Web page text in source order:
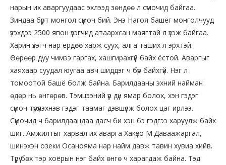
нарын их аваргуудаас эхлээд зөндөө л сүмочид байгаа.
Зиндаа бүрт монгол сүмоч бий. Энэ Нагоя башёг монголчууд
үзэхдээ 2500 япон үзэгчид атаархсан маягтай л үзэж байгаа.
Харин үзэгч нар ердөө харж суух, алга таших л эрхтэй.
Өөрөөр дуу чимээ гаргах, хашгирахгүй байх ёстой. Аваргыг
хаяхаар суудал юугаа авч шиддэг ч бүр байхгүй. Нэг л
томоотой башё болж байна. Барилдааны эхний найман
өдөр нь өнгөрөв. Тэмцээний үр дүн ямар болох, хэн гэдэг
сүмоч түрүүлэхнэв гэдэг таамаг дэвшүүлж болох цаг ирлээ.
Сүмочид ч барилдаандаа дасч би хэн бэ гэдгээ харуулж байх
шиг. Амжилтыг харвал их аварга Хакүхо М.Даваажаргал,
шинэхэн озеки Осанояма нар найм давж тавин хувиа хийв.
Түрүү бөх тэр хоёрын нэг байх өнгө ч харагдаж байна. Тэд